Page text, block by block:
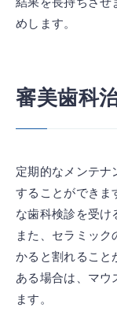
めします。
審美歯科
定期的なメンテナ
することができま
な歯科検診を受け
また、セラミッ
かると割れること
ある場合は、マウ
ます。